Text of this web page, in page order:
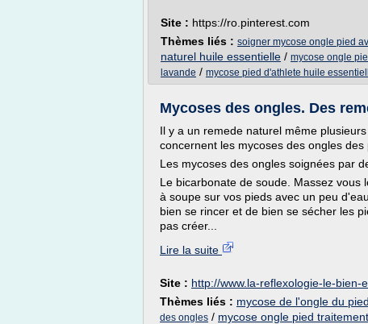
Site : https://ro.pinterest.com
Thèmes liés : soigner mycose ongle pied
naturel huile essentielle / mycose ongle
lavande / mycose pied d'athlete huile
Mycoses des ongles. Des
Il y a un remede naturel même
concernent les mycoses des ongles des
Les mycoses des ongles soignées par
Le bicarbonate de soude. Massez vous
à soupe sur vos pieds avec un peu
bien se rincer et de bien se sécher les
pas créer...
Lire la suite
Site : http://www.la-reflexologie-le-bien-
Thèmes liés : mycose de l'ongle du
des ongles / mycose ongle pied